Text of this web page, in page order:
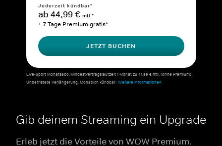
Jederzeit kündbar*
ab 44,99 € mtl.*
+ 7 Tage Premium gratis*
JETZT BUCHEN
Live-Sport Monatsabo: Mindestvertragslaufzeit 1 Monat zu 44,99 € mtl. (ohne Premium).
Unbefristete Verlängerung. Monatlich kündbar. Weitere Informationen.
Gib deinem Streaming ein Upgrade
Erleb jetzt die Vorteile von WOW Premium.